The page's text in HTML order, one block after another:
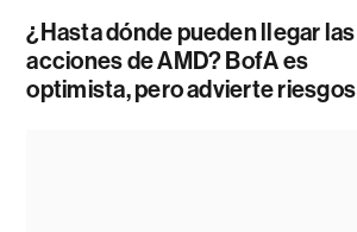
¿Hasta dónde pueden llegar las
acciones de AMD? BofA es
optimista, pero advierte riesgos